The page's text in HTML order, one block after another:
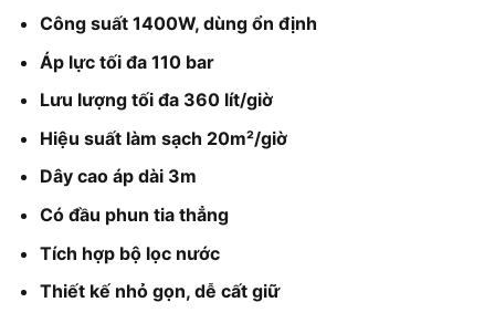
Công suất 1400W, dùng ổn định
Áp lực tối đa 110 bar
Lưu lượng tối đa 360 lít/giờ
Hiệu suất làm sạch 20m²/giờ
Dây cao áp dài 3m
Có đầu phun tia thẳng
Tích hợp bộ lọc nước
Thiết kế nhỏ gọn, dễ cất giữ